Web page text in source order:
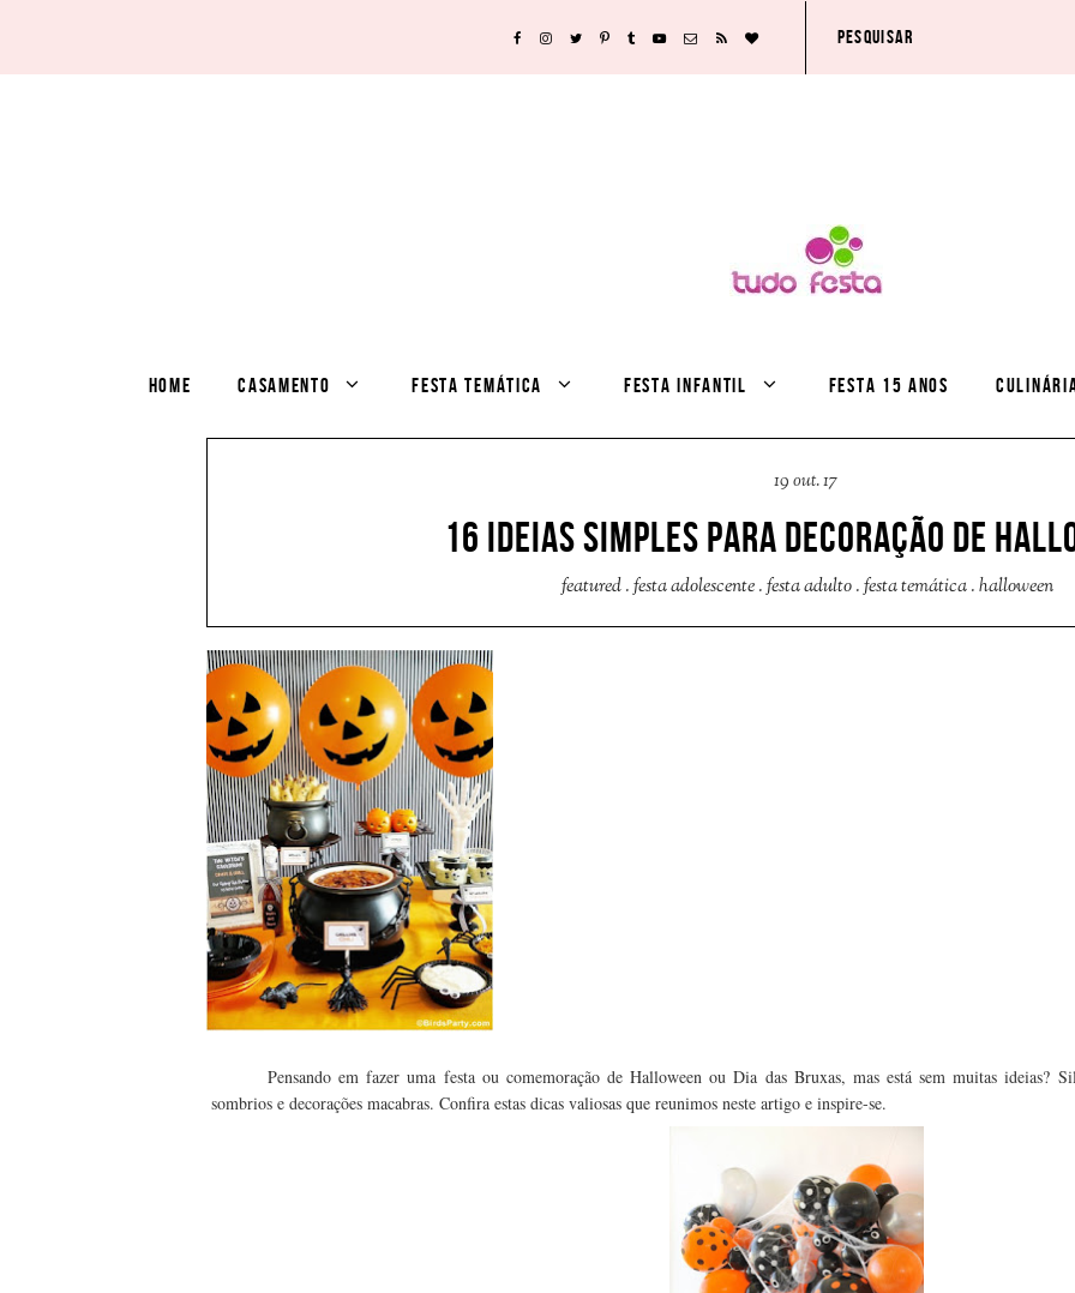
HOME CASAMENTO FESTA TEMÁTICA FESTA INFANTIL FESTA 15 ANOS
19 out. 17
16 IDEIAS SIMPLES PARA DECORAÇÃO DE
featured.festa adolescente.festa adulto.festa temática.halloween
Pensando em fazer uma festa ou comemoração de Halloween ou Dia das Bruxas, mas está sem muitas ideias?
sombrios e decorações macabras. Confira estas dicas valiosas que reunimos neste artigo e inspire-se.